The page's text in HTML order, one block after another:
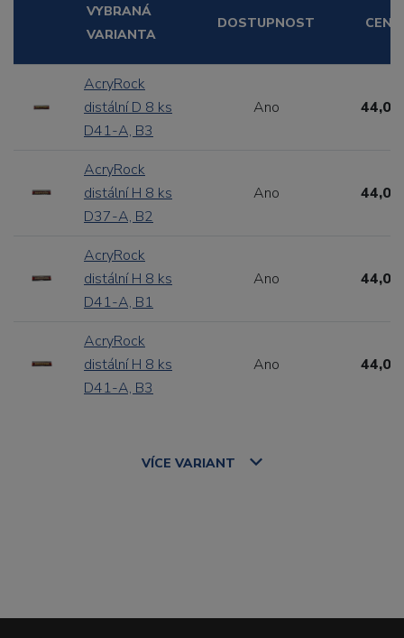
VYBRANÁ
VARIANTA
DOSTUPNOST CENA
AcryRock
distální D 8 ks
D41-A, B3
Ano 44,00
AcryRock
distální H 8 ks
D37-A, B2
Ano 44,00
AcryRock
distální H 8 ks
D41-A, B1
Ano 44,00
AcryRock
distální H 8 ks
D41-A, B3
Ano 44,00
VÍCE VARIANT